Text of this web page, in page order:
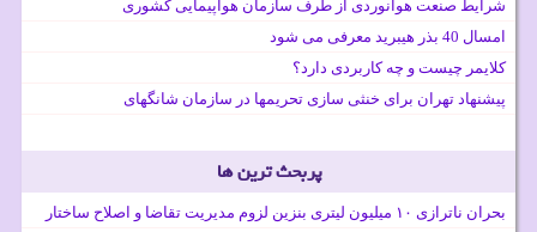
شرایط صنعت هوانوردی از طرف سازمان هواپیمایی کشوری
امسال 40 بذر هیبرید معرفی می شود
کلایمر چیست و چه کاربردی دارد؟
پیشنهاد تهران برای خنثی سازی تحریمها در سازمان شانگهای
پربحث ترین ها
بحران ناترازی ۱۰ میلیون لیتری بنزین لزوم مدیریت تقاضا و اصلاح ساختار